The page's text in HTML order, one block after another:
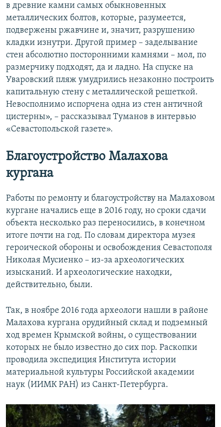
в древние камни самых обыкновенных
металлических болтов, которые, разумеется,
подвержены ржавчине и, значит, разрушению
кладки изнутри. Другой пример – заделывание
стен абсолютно посторонними камнями – мол, по
размерчику подходят, да и ладно. На спуске на
Уваровский пляж умудрились незаконно построить
капитальную стену с металлической решеткой.
Невосполнимо испорчена одна из стен античной
цистерны», – рассказывал Туманов в интервью
«Севастопольской газете».
Благоустройство Малахова
кургана
Работы по ремонту и благоустройству на Малаховом
кургане начались еще в 2016 году, но сроки сдачи
объекта несколько раз переносились, в конечном
итоге почти на год. По словам директора музея
героической обороны и освобождения Севастополя
Николая Мусиенко – из-за археологических
изысканий. И археологические находки,
действительно, были.
Так, в ноябре 2016 года археологи нашли в районе
Малахова кургана орудийный склад и подземный
ход времен Крымской войны, о существовании
которых не было известно до сих пор. Раскопки
проводила экспедиция Института истории
материальной культуры Российской академии
наук (ИИМК РАН) из Санкт-Петербурга.